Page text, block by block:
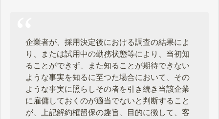
企業者が、採用決定後における調査の結果によ
り、または試用中の勤務状態等により、当初知
ることができず、また知ることが期待できない
ような事実を知るに至つた場合において、その
ような事実に照らしその者を引き続き当該企業
に雇傭しておくのが適当でないと判断すること
が、上記解約権留保の趣旨、目的に徴して、客